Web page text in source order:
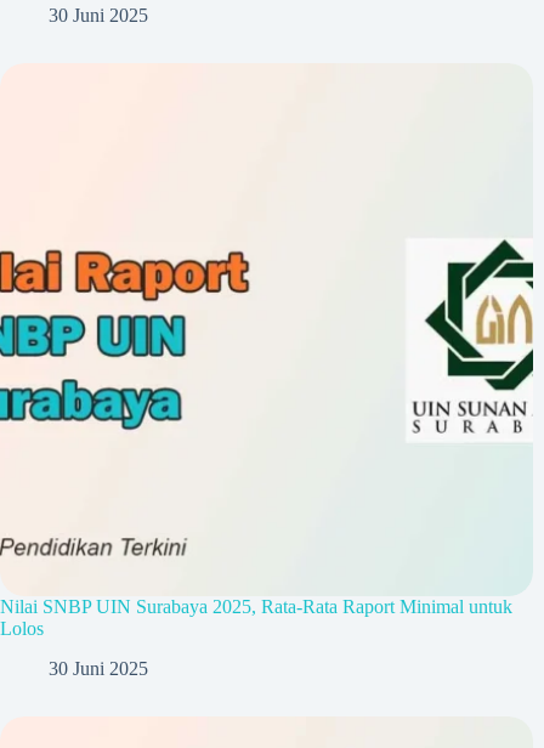
30 Juni 2025
Nilai SNBP UIN Surabaya 2025, Rata-Rata Raport Minimal untuk
Lolos
30 Juni 2025